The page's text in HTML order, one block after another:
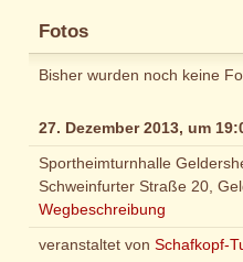
Fotos
Bisher wurden noch keine
27. Dezember 2013, um
Sportheimturnhalle
Schweinfurter Straße 20,
Wegbeschreibung
veranstaltet von Schafkopf-